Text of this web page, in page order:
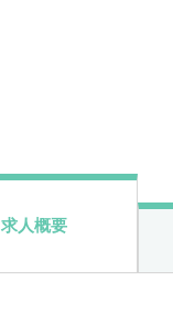
求人概要